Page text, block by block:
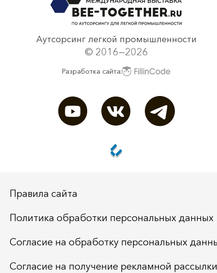
Аутсорсинг легкой промышленности
© 2016—2026
Разработка сайта:
Правила сайта
Политика обработки персональных данных
Согласие на обработку персональных
Согласие на получение рекламной рассылки